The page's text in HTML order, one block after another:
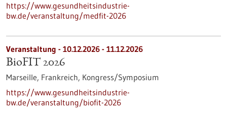
https://www.gesundheitsindustrie-
bw.de/veranstaltung/medfit-2026
Veranstaltung - 10.12.2026 - 11.12.2026
BioFIT 2026
Marseille, Frankreich, Kongress/Symposium
https://www.gesundheitsindustrie-
bw.de/veranstaltung/biofit-2026